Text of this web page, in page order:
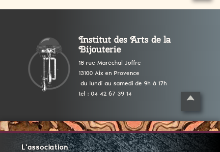
Institut des Arts de la
Bijouterie
18 rue Maréchal Joffre
13100 Aix en Provence
du lundi au samedi de 9h à 17h
tel : 04 42 67 39 14
L'association